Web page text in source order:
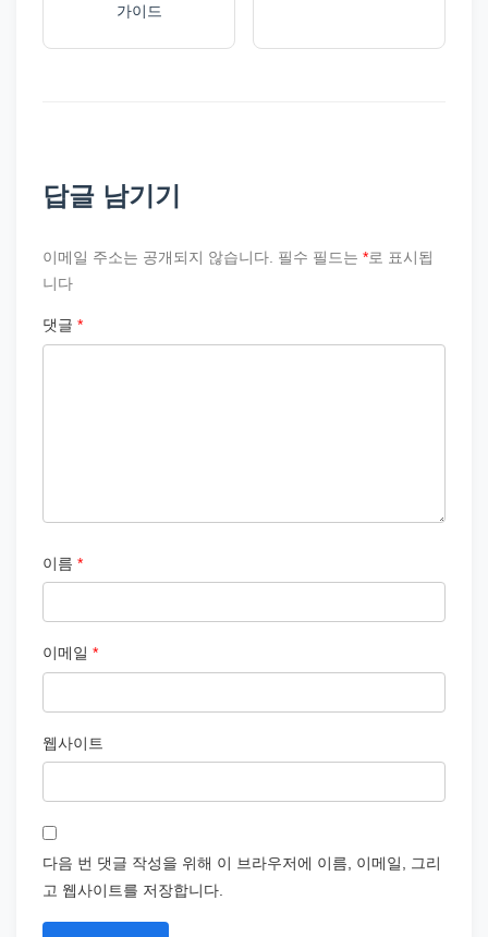
가이드
답글 남기기
이메일 주소는 공개되지 않습니다. 필수 필드는 *로 표시됩
니다
댓글 *
이름 *
이메일 *
웹사이트
다음 번 댓글 작성을 위해 이 브라우저에 이름, 이메일, 그리
고 웹사이트를 저장합니다.